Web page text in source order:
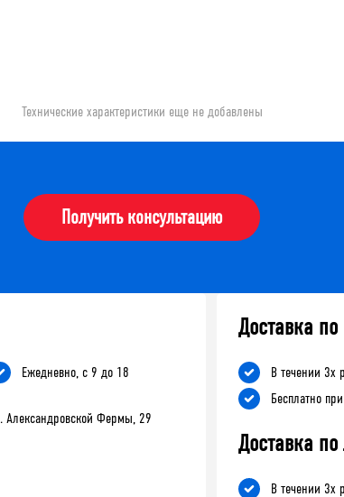
Технические характеристики еще не добавлены
Получить консультацию
Ежедневно, с 9 до 18
Александровской Фермы, 29
Доставка
В течении 3х
Бесплатно
Доставка
В течении 3х